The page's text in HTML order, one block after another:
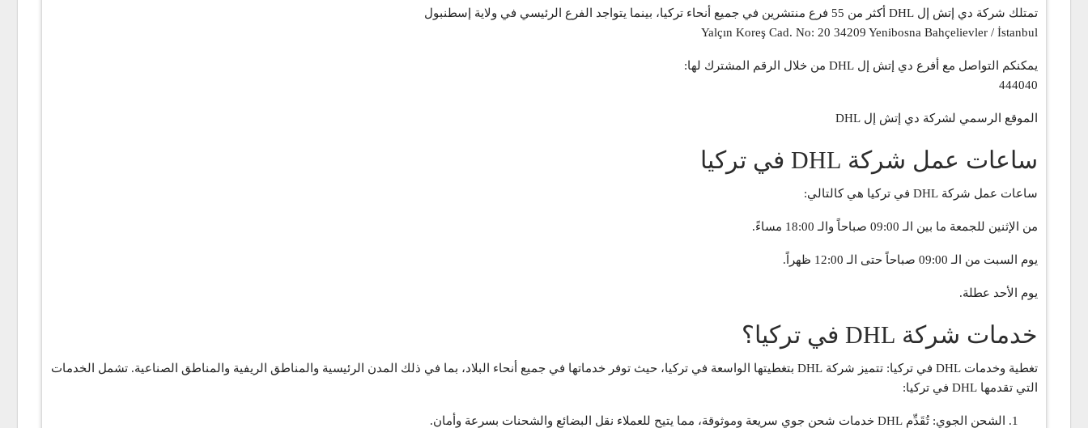
تمتلك شركة دي إتش إل DHL أكثر من 55 فرع منتشرين في جميع أنحاء تركيا، بينما يتواجد الفرع الرئيسي في ولاية إسطنبول
Yalçın Koreş Cad. No: 20 34209 Yenibosna Bahçelievler / İstanbul
يمكنكم التواصل مع أفرع دي إتش إل DHL من خلال الرقم المشترك لها:
444040
الموقع الرسمي لشركة دي إتش إل DHL
ساعات عمل شركة DHL في تركيا
ساعات عمل شركة DHL في تركيا هي كالتالي:
من الإثنين للجمعة ما بين الـ 09:00 صباحاً والـ 18:00 مساءً.
يوم السبت من الـ 09:00 صباحاً حتى الـ 12:00 ظهراً.
يوم الأحد عطلة.
خدمات شركة DHL في تركيا؟
تغطية وخدمات DHL في تركيا: تتميز شركة DHL بتغطيتها الواسعة في تركيا، حيث توفر خدماتها في جميع أنحاء البلاد، بما في ذلك المدن الرئيسية والمناطق الريفية والمناطق الصناعية. تشمل الخدمات
التي تقدمها DHL في تركيا:
الشحن الجوي: تُقَدِّم DHL خدمات شحن جوي سريعة وموثوقة، مما يتيح للعملاء نقل البضائع والشحنات بسرعة وأمان.